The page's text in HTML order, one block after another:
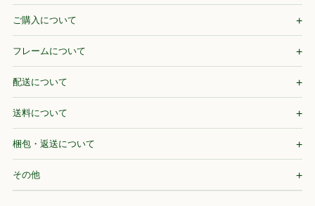
ご購入について
フレームについて
配送について
送料について
梱包・返送について
その他